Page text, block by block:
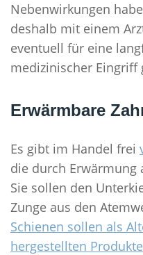
Nebenwirkungen
deshalb mit einem
eventuell für eine
medizinischer Eingriff
Erwärmbare
Es gibt im Handel frei
die durch Erwärmung
Sie sollen den
Zunge aus den
Schienen sollen als
hergestellten